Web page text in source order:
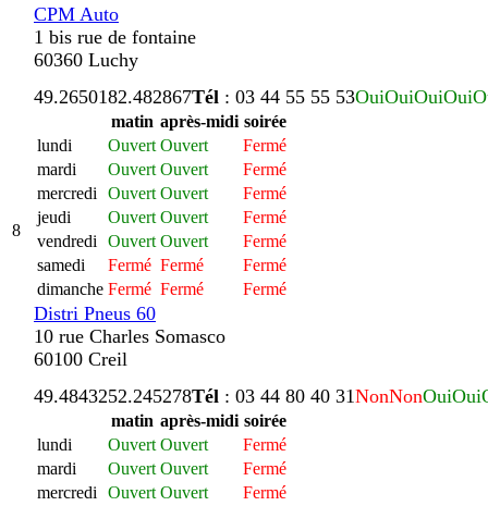
CPM Auto
1 bis rue de fontaine
60360 Luchy
8
49.2650182.482867Tél : 03 44 55 55 53OuiOuiOuiOui
matin après-midi soirée
lundi
Ouvert Ouvert
Fermé
mardi
Ouvert Ouvert
Fermé
mercredi
Ouvert Ouvert
Fermé
jeudi
Ouvert Ouvert
Fermé
vendredi
Ouvert Ouvert
Fermé
samedi
Fermé Fermé
Fermé
dimanche Fermé Fermé Fermé
Distri Pneus 60
10 rue Charles Somasco
60100 Creil
49.4843252.245278Tél : 03 44 80 40 31NonNonOuiOui
matin après-midi soirée
lundi
Ouvert Ouvert
Fermé
mardi
Ouvert Ouvert
Fermé
mercredi
Ouvert Ouvert
Fermé